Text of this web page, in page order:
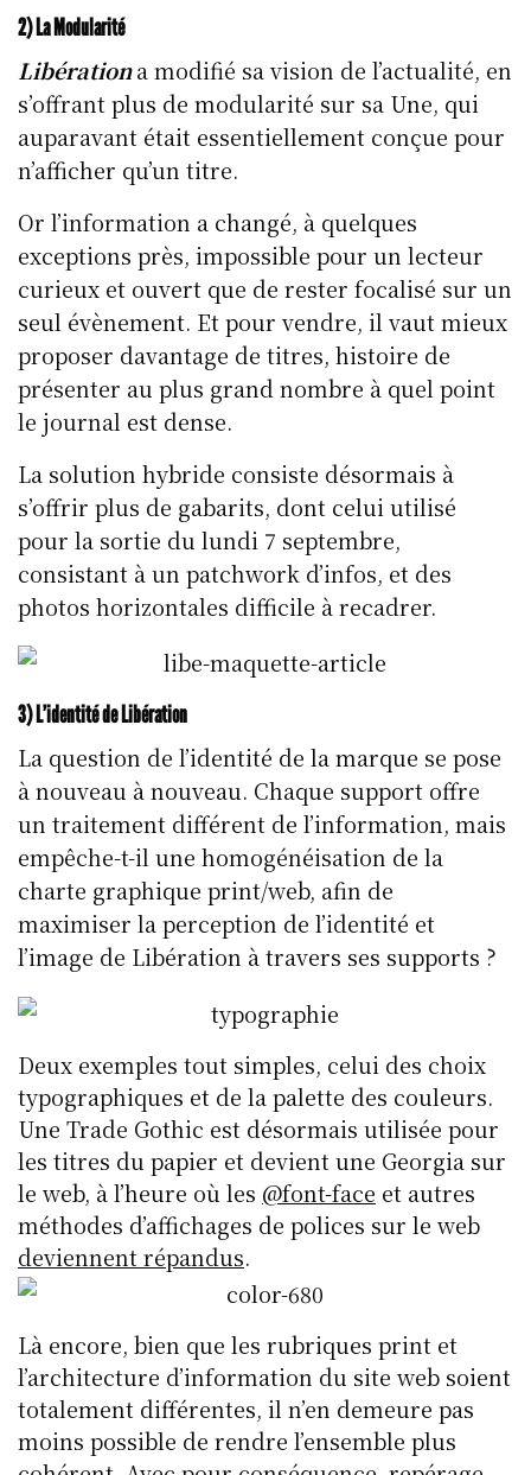
2) La Modularité
Libérationa modifié sa vision de l’actualité, en
s’offrant plus de modularité sur sa Une, qui
auparavant était essentiellement conçue pour
n’afficher qu’un titre.
Or l’information a changé, à quelques
exceptions près, impossible pour un lecteur
curieux et ouvert que de rester focalisé sur un
seul évènement. Et pour vendre, il vaut mieux
proposer davantage de titres, histoire de
présenter au plus grand nombre à quel point
le journal est dense.
La solution hybride consiste désormais à
s’offrir plus de gabarits, dont celui utilisé
pour la sortie du lundi 7 septembre,
consistant à un patchwork d’infos, et des
photos horizontales difficile à recadrer.
3) L’identité de Libération
La question de l’identité de la marque se pose
à nouveau à nouveau. Chaque support offre
un traitement différent de l’information, mais
empêche-t-il une homogénéisation de la
charte graphique print/web, afin de
maximiser la perception de l’identité et
l’image de Libération à travers ses supports ?
Deux exemples tout simples, celui des choix
typographiques et de la palette des couleurs.
Une Trade Gothic est désormais utilisée pour
les titres du papier et devient une Georgia sur
le web, à l’heure où les @font-face et autres
méthodes d’affichages de polices sur le web
deviennent répandus.
Là encore, bien que les rubriques print et
l’architecture d’information du site web soient
totalement différentes, il n’en demeure pas
moins possible de rendre l’ensemble plus